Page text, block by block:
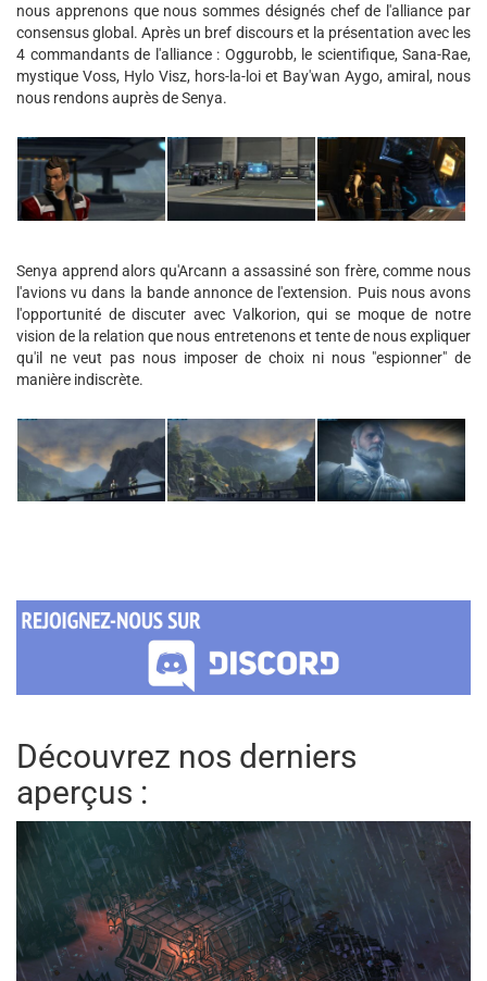
nous apprenons que nous sommes désignés chef de l'alliance par
consensus global. Après un bref discours et la présentation avec les
4 commandants de l'alliance : Oggurobb, le scientifique, Sana-Rae,
mystique Voss, Hylo Visz, hors-la-loi et Bay'wan Aygo, amiral, nous
nous rendons auprès de Senya.
Senya apprend alors qu'Arcann a assassiné son frère, comme nous
l'avions vu dans la bande annonce de l'extension. Puis nous avons
l'opportunité de discuter avec Valkorion, qui se moque de notre
vision de la relation que nous entretenons et tente de nous expliquer
qu'il ne veut pas nous imposer de choix ni nous "espionner" de
manière indiscrète.
Découvrez nos derniers
aperçus :